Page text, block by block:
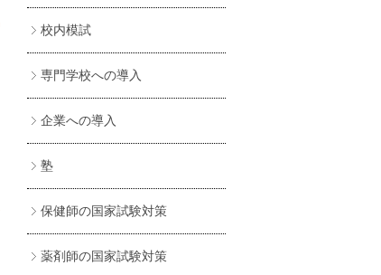
校内模試
専門学校への導入
企業への導入
塾
保健師の国家試験対策
薬剤師の国家試験対策